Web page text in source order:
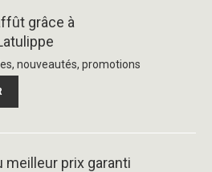
grâce à
nouveautés, promotions
meilleur prix garanti